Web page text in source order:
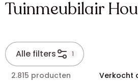
Tuinmeubilair
Alle filters 1
2.815 producten Verkocht